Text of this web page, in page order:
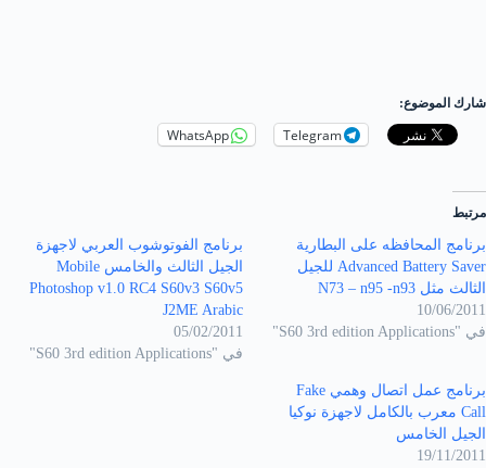
شارك الموضوع:
Telegram
WhatsApp
مرتبط
برنامج المحافظه على البطارية
Advanced Battery Saver للجيل
الثالث مثل N73 – n95 -n93
10/06/2011
في "S60 3rd edition Applications"
برنامج الفوتوشوب العربي لاجهزة
الجيل الثالث والخامس Mobile
Photoshop v1.0 RC4 S60v3 S60v5
J2ME Arabic
05/02/2011
في "S60 3rd edition Applications"
برنامج عمل اتصال وهمي Fake
Call معرب بالكامل لاجهزة نوكيا
الجيل الخامس
19/11/2011